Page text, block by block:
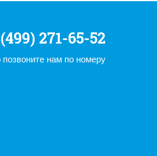
271-65-52
позвоните нам по номеру